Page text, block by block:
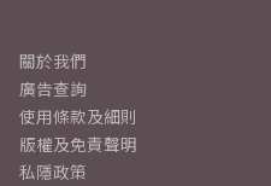
關於我們
廣告查詢
使用條款及細則
版權及免責聲明
私隱政策